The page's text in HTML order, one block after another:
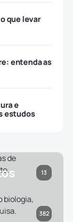
que levar
entenda as
e
estudos
13
382